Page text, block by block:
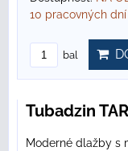
10 pracovných dní
bal
Tubadzin
Moderné dlažby s